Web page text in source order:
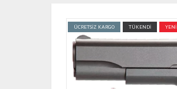
ÜCRETSİZ KARGO TÜKENDİ YENİ